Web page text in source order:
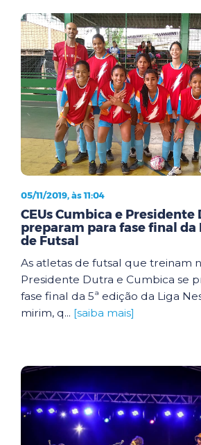
05/11/2019, às 11:04
CEUs Cumbica e Presidente
preparam para fase final da
de Futsal
As atletas de futsal que treinam
Presidente Dutra e Cumbica se
fase final da 5ª edição da Liga
mirim, q... [saiba mais]